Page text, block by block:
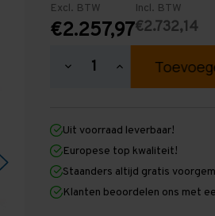
Excl. BTW
€2.257,97
Incl. BTW
€2.732,14
Hoeveelheid
4.500
mm
x
9.500
mm
x
1.100
Hoeveelheid
verhogen
4.500
mm
x
9.500
mm
x
1.100
Uit voorraad leverbaar!
Europese top kwaliteit!
Staanders altijd gratis
Klanten beoordelen ons met